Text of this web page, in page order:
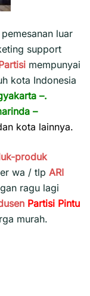
luar
support
mempunyai
kota Indonesia
–.
–
kota lainnya.
produk
wa / tlp ARI
ragu lagi
Partisi Pintu
murah.